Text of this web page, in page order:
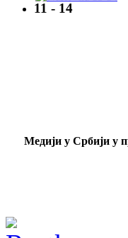
11 - 14
Mедији у Србији у